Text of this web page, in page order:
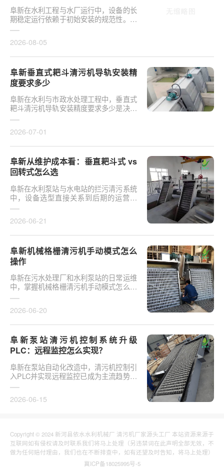
阜新在水利工程与水厂运行中，设备的长
期稳定运行依赖于初始安装的规范性。对
于泵站核心拦污设备而言，其倾斜度直接
2026-08-05
阜新垂直式耙斗清污机导轨安装精
度要求多少
阜新在水利与市政水处理工程中，垂直式
耙斗清污机导轨安装精度要求多少是决定
设备运行平稳性的核心**。导轨作为耙斗
2026-07-01
阜新从维护成本看：垂直耙斗式 vs
回转式怎么选
阜新在水利泵站与水电站的拦污清污系统
中，设备选型直接关系到后期的运营开
支。探讨从维护成本看：垂直耙斗式 vs
2026-06-21
阜新机械格栅清污机手动模式怎么
操作
阜新在污水处理厂和水利泵站的日常运维
中，掌握机械格栅清污机手动模式怎么操
作是保障设备稳定运行的基础环节。以某
2026-06-20
阜新泵站清污机控制系统升级
PLC：远程监控怎么实现？
阜新在泵站自动化改造中，清污机控制引
入PLC并实现远程监控已成为主流趋势。
传统清污机多采用继电器硬接线，无法实
2026-06-15
Copyright © 2024 新河县依水水利机械厂 清污机厂家源头工厂 本站资源来源于
互联网如有侵权请及时联系我们将马上处理（另违禁词在此声明全部无效，不
做为任何赔付理由，我们也在不断排查中，如有还望及时告知，将马上处理）
冀ICP备18025995号-5